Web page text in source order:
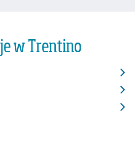
w Trentino